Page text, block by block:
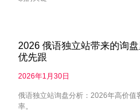
2026 俄语独立站带来的询
优先跟
2026年1月30日
俄语独立站询盘分析：2026年高价值
率。